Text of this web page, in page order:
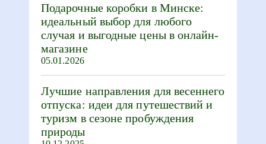
Подарочные коробки в Минске:
идеальный выбор для любого
случая и выгодные цены в онлайн-
магазине
05.01.2026
Лучшие направления для весеннего
отпуска: идеи для путешествий и
туризм в сезоне пробуждения
природы